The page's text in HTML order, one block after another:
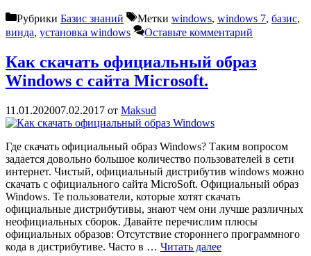
Рубрики Базис знаний Метки windows, windows 7, базис,
винда, установка windows Оставьте комментарий
Как скачать официальный образ
Windows с сайта Microsoft.
11.01.202007.02.2017 от Maksud
Где скачать официальный образ Windows? Таким вопросом
задается довольно большое количество пользователей в сети
интернет. Чистый, официальный дистрибутив windows можно
скачать с официального сайта MicroSoft. Официальный образ
Windows. Те пользователи, которые хотят скачать
официальные дистрибутивы, знают чем они лучше различных
неофициальных сборок. Давайте перечислим плюсы
официальных образов: Отсутствие стороннего программного
кода в дистрибутиве. Часто в … Читать далее